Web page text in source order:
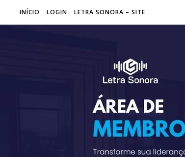
INÍCIO LOGIN LETRA SONORA – SITE